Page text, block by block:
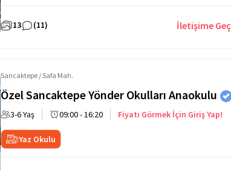
13 (11) İletişime Geç
Sancaktepe / Safa Mah.
Özel Sancaktepe Yönder Okulları Anaokulu
3-6 Yaş 09:00 - 16:20 Fiyatı Görmek İçin Giriş Yap!
Yaz Okulu